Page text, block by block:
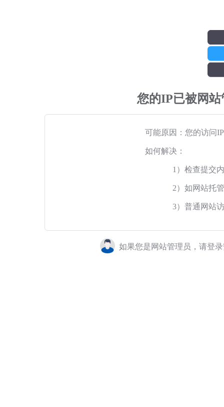
您的IP已被网
可能原因：您的访问
如何解决：
1）检查提交
2）如网站托
3）普通网站
如果您是网站管理员，请登